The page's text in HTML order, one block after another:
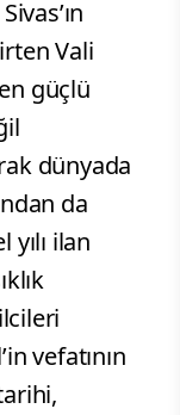
Vali
güçlü
dünyada
da
yılı ilan
vefatının